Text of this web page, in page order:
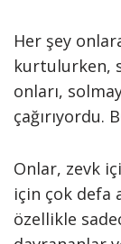
Her şey
kurtulurken,
onları,
çağırıyordu.
Onlar, zevk
için çok defa
özellikle